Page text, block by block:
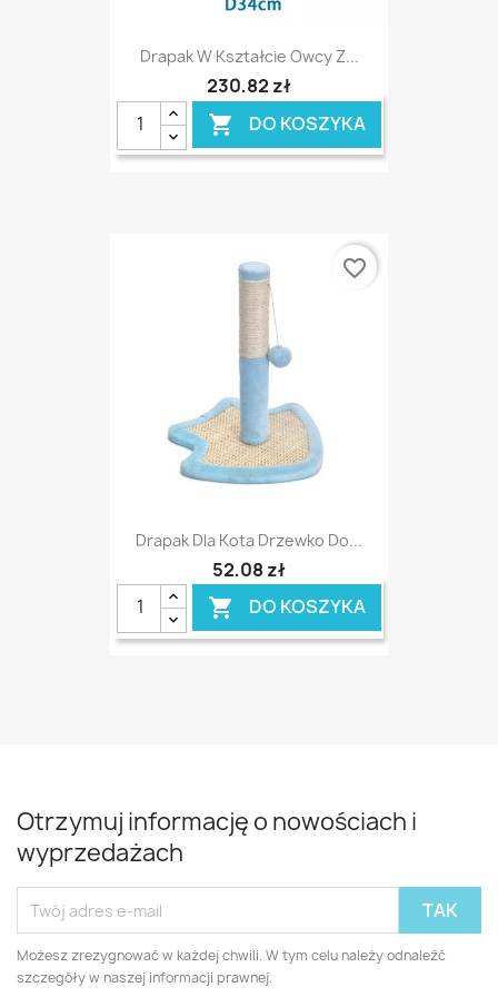
Drapak W Kształcie Owcy Z...
230,82 zł
 DO KOSZYKA
Drapak Dla Kota Drzewko Do...
52,08 zł
 DO KOSZYKA
favorite_border
Otrzymuj informację o nowościach i
wyprzedażach
Możesz zrezygnować w każdej chwili. W tym celu należy odnaleźć
szczegóły w naszej informacji prawnej.